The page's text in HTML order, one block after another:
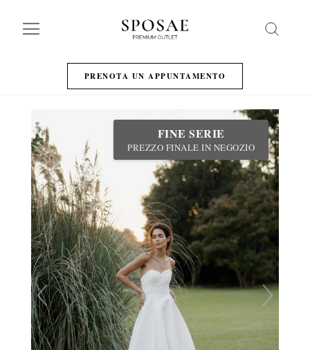
PRENOTA UN APPUNTAMENTO
FINE SERIE
PREZZO FINALE IN NEGOZIO